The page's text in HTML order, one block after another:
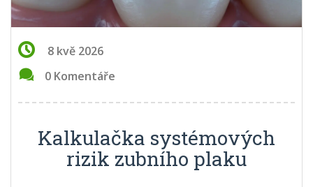
8 kvě 2026
0 Komentáře
Kalkulačka systémových
rizik zubního plaku